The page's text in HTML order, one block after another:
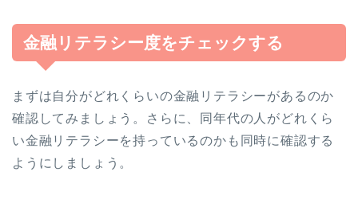
金融リテラシー度をチェックする
まずは自分がどれくらいの金融リテラシーがあるのか
確認してみましょう。さらに、同年代の人がどれくら
い金融リテラシーを持っているのかも同時に確認する
ようにしましょう。